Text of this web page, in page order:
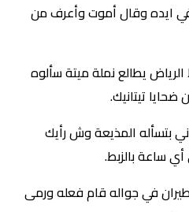
ايده وقال أموت وأعرف من
يطالع نملة ميتة سألوه
تيتانيك.
بتسأله المذيعة وش رأيك
أي ساعة بالزبط.
في جواله قام فعله ورمى